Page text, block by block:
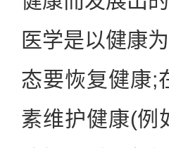
医学是以健康
态要恢复健康;
素维护健康(例